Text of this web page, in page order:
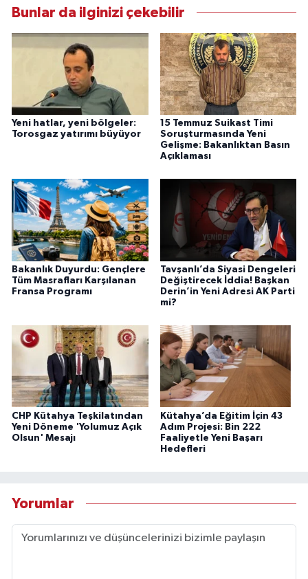
Bunlar da ilginizi çekebilir
Yeni hatlar, yeni bölgeler:
Torosgaz yatırımı büyüyor
15 Temmuz Suikast Timi
Soruşturmasında Yeni
Gelişme: Bakanlıktan Basın
Açıklaması
Bakanlık Duyurdu: Gençlere
Tüm Masrafları Karşılanan
Fransa Programı
Tavşanlı’da Siyasi Dengeleri
Değiştirecek İddia! Başkan
Derin’in Yeni Adresi AK Parti
mi?
CHP Kütahya Teşkilatından
Yeni Döneme 'Yolumuz Açık
Olsun' Mesajı
Kütahya’da Eğitim İçin 43
Adım Projesi: Bin 222
Faaliyetle Yeni Başarı
Hedefleri
Yorumlar